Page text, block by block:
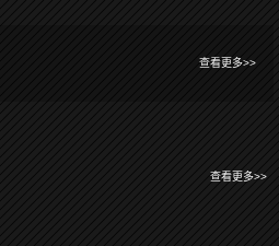
查看更多>>
查看更多>>